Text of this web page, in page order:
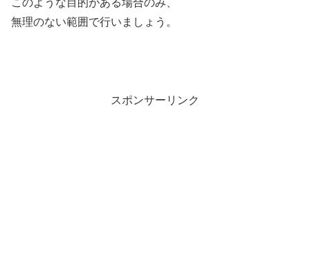
無理のない範囲で行いましょう。
スポンサーリンク